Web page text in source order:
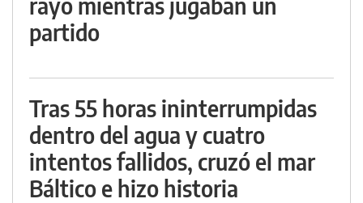
partido
Tras 55 horas ininterrumpidas
dentro del agua y cuatro
intentos fallidos, cruzó el mar
Báltico e hizo historia